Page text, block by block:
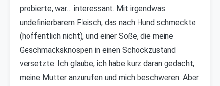
probierte, war… interessant. Mit irgendwas
undefinierbarem Fleisch, das nach Hund schmeckte
(hoffentlich nicht), und einer Soße, die meine
Geschmacksknospen in einen Schockzustand
versetzte. Ich glaube, ich habe kurz daran gedacht,
meine Mutter anzurufen und mich beschweren. Aber